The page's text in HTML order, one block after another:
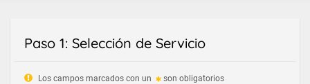
Paso 1: Selección de Servicio
Los campos marcados con un son obligatorios